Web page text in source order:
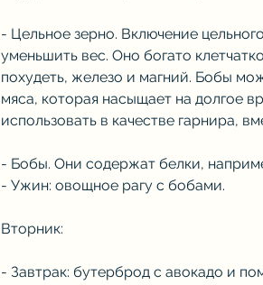
- Цельное зерно. Включение
уменьшить вес. Оно богато
похудеть, железо и магний. Бобы
мяса, которая насыщает на долгое
использовать в качестве гарнира,
- Бобы. Они содержат белки,
- Ужин: овощное рагу с бобами.
Вторник:
- Завтрак: бутерброд с авокадо и